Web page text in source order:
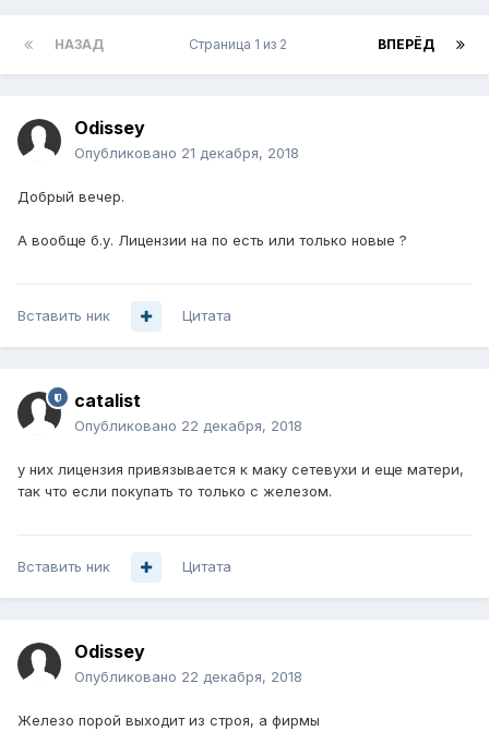
НАЗАД ВПЕРЁД
Страница 1 из 2
Odissey
Опубликовано 21 декабря, 2018
Добрый вечер.
А вообще б.у. Лицензии на по есть или только новые ?
Вставить ник Цитата
catalist
Опубликовано 22 декабря, 2018
у них лицензия привязывается к маку сетевухи и еще матери,
так что если покупать то только с железом.
Вставить ник Цитата
Odissey
Опубликовано 22 декабря, 2018
Железо порой выходит из строя, а фирмы